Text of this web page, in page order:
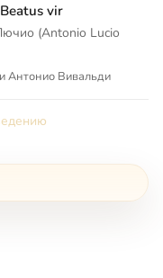
vir
(Antonio Lucio
Антонио Вивальди